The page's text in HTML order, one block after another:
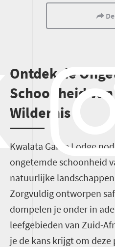
Ontdek de
Schoonheid van
Wildernis
Kwalata Game Lodge
ongetemde schoonheid
natuurlijke
Zorgvuldig ontworpen
dompelen je onder in
leefgebieden van Zuid-
je de kans krijgt om deze